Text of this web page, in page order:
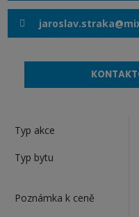
Typ akce
Typ bytu
Poznámka k ceně